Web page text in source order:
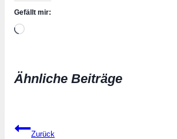
Gefällt mir:
Wird
Ähnliche Beiträge
Beitragsnavigation
Zurück